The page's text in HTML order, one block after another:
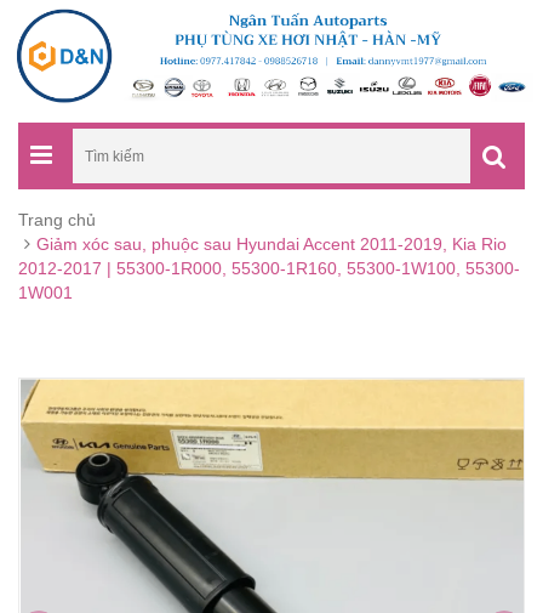
Trang chủ
Giảm xóc sau, phuộc sau Hyundai Accent 2011-2019, Kia Rio
2012-2017 | 55300-1R000, 55300-1R160, 55300-1W100, 55300-
1W001